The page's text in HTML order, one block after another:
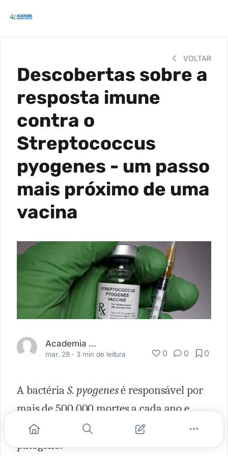
VOLTAR
Descobertas sobre a
resposta imune
contra o
Streptococcus
pyogenes - um passo
mais próximo de uma
vacina
Academia Médica
mar. 28 - 3 min de leitura 0 0 0
A bactériaS. pyogenesé responsável por
mais de 500.000 mortes a cada ano e
ainda não há vacina contra esse
patógeno.